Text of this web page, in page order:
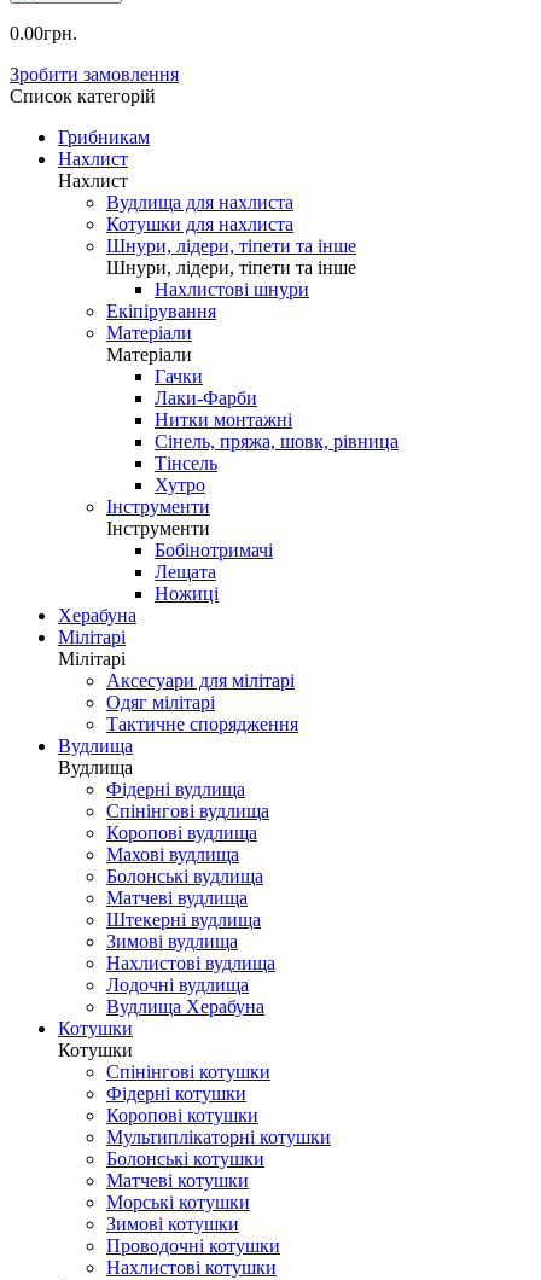
0.00грн.
Зробити замовлення
Список категорій
Грибникам
Нахлист
Нахлист
Вудлища для нахлиста
Котушки для нахлиста
Шнури, лідери, тіпети та інше
Шнури, лідери, тіпети та інше
Нахлистові шнури
Екіпірування
Матеріали
Матеріали
Гачки
Лаки-Фарби
Нитки монтажні
Сінель, пряжа, шовк, рівница
Тінсель
Хутро
Інструменти
Інструменти
Бобінотримачі
Лещата
Ножиці
Херабуна
Мілітарі
Мілітарі
Аксесуари для мілітарі
Одяг мілітарі
Тактичне спорядження
Вудлища
Вудлища
Фідерні вудлища
Спінінгові вудлища
Коропові вудлища
Махові вудлища
Болонські вудлища
Матчеві вудлища
Штекерні вудлища
Зимові вудлища
Нахлистові вудлища
Лодочні вудлища
Вудлища Херабуна
Котушки
Котушки
Спінінгові котушки
Фідерні котушки
Коропові котушки
Мультиплікаторні котушки
Болонські котушки
Матчеві котушки
Морські котушки
Зимові котушки
Проводочні котушки
Нахлистові котушки